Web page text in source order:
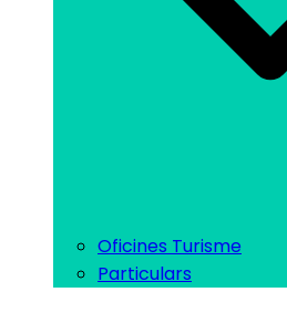
Oficines Turisme
Particulars